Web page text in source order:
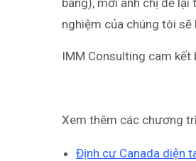
bang), mời anh chị để
nghiệm của chúng tôi
IMM Consulting cam kết
Xem thêm các chương
Định cư Canada diện